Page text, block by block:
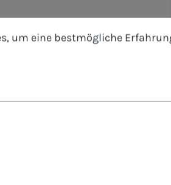
eine bestmögliche Erfahrung
um eine bestmögliche